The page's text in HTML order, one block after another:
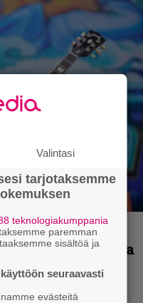
koskaan ja
yrittävän olla
muisteli
hevijätin
Valintasi
tarjotaksemme
teknologiakumppania
paremman
sisältöä ja
seuraavasti
evästeitä